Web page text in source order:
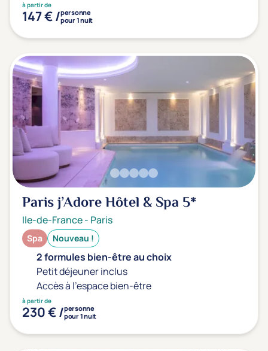
à partir de
147 € /personne
pour 1 nuit
Paris j’Adore Hôtel & Spa 5*
Ile-de-France- Paris
Spa Nouveau !
2 formules bien-être au choix
Petit déjeuner inclus
Accès à l'espace bien-être
à partir de
230 € /personne
pour 1 nuit